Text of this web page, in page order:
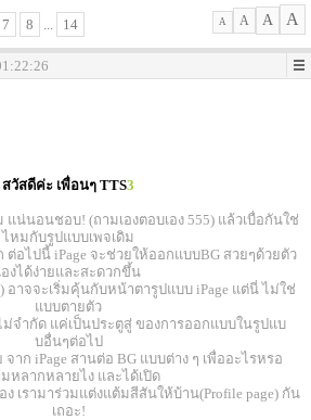
7 8 ... 14 A A A A
สวัสดีค่ะ เพื่อนๆ TTS3
แน่นอนชอบ! (ถามเองตอบเอง 555) แล้วเบื่อกันใช่
ไหมกับรูปแบบเพจเดิม
อไปนี้ iPage จะช่วยให้ออกแบบBG สวยๆด้วยตัว
องได้ง่ายและสะดวกขึ้น
อาจจะเริ่มคุ้นกับหน้าตารูปแบบ iPage แต่นี่ ไม่ใช่
แบบตายตัว
ม่จำกัด แค่เป็นประตูสู่ ของการออกแบบในรูปแบ
บอื่นๆต่อไป
จาก iPage สานต่อ BG แบบต่าง ๆ เพื่ออะไรหรอ
หลากหลายไง และได้เปิด
เรามาร่วมแต่งแต้มสีสันให้บ้าน(Profile page) กัน
เถอะ!